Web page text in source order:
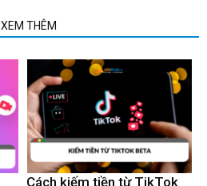
XEM THÊM
Cách kiếm tiền từ TikTok